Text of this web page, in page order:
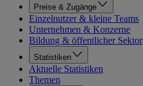
Preise & Zugänge
Einzelnutzer & kleine Teams
Unternehmen & Konzerne
Bildung & öffentlicher Sektor
Statistiken
Aktuelle Statistiken
Themen